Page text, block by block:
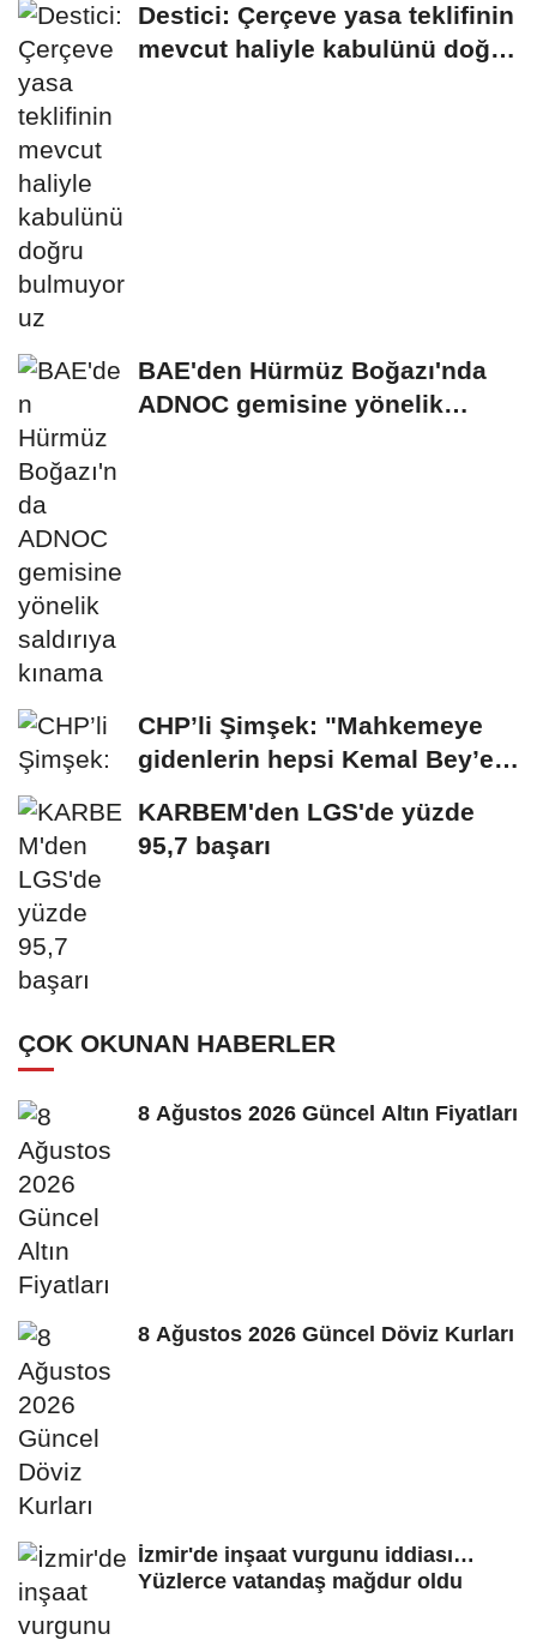
Destici: Çerçeve yasa teklifinin
mevcut haliyle kabulünü doğru
BAE'den Hürmüz Boğazı'nda
ADNOC gemisine yönelik
CHP’li Şimşek: "Mahkemeye
gidenlerin hepsi Kemal Bey’e
KARBEM'den LGS'de yüzde
95,7 başarı
ÇOK OKUNAN HABERLER
8 Ağustos 2026 Güncel Altın Fiyatları
8 Ağustos 2026 Güncel Döviz Kurları
İzmir'de inşaat vurgunu iddiası…
Yüzlerce vatandaş mağdur oldu